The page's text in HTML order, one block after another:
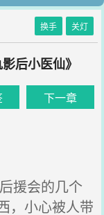
换手 关灯
后小医仙》
下一章
援会的几个
，小心被人带